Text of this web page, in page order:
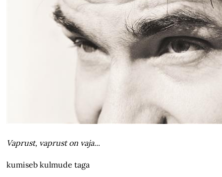
Vaprust, vaprust on vaja...
kumiseb kulmude taga